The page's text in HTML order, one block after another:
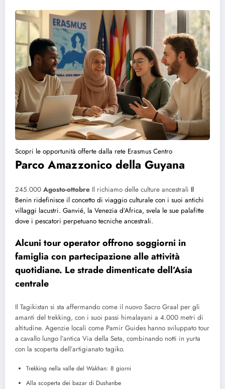
Scopri le opportunità offerte dalla rete Erasmus Centro
Parco Amazzonico della Guyana
245.000 Agosto-ottobre Il richiamo delle culture ancestrali Il
Benin ridefinisce il concetto di viaggio culturale con i suoi antichi
villaggi lacustri. Ganvié, la Venezia d’Africa, svela le sue palafitte
dove i pescatori perpetuano tecniche ancestrali.
Alcuni tour operator offrono soggiorni in
famiglia con partecipazione alle attività
quotidiane. Le strade dimenticate dell’Asia
centrale
Il Tagikistan si sta affermando come il nuovo Sacro Graal per gli
amanti del trekking, con i suoi passi himalayani a 4.000 metri di
altitudine. Agenzie locali come Pamir Guides hanno sviluppato tour
a cavallo lungo l’antica Via della Seta, combinando notti in yurta
con la scoperta dell’artigianato tagiko.
Trekking nella valle del Wakhan: 8 giorni
Alla scoperta dei bazar di Dushanbe